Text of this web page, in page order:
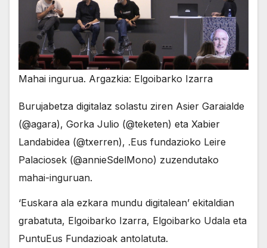
Mahai ingurua. Argazkia: Elgoibarko Izarra
Burujabetza digitalaz solastu ziren Asier Garaialde
(@agara), Gorka Julio (@teketen) eta Xabier
Landabidea (@txerren), .Eus fundazioko Leire
Palaciosek (@annieSdelMono) zuzendutako
mahai-inguruan.
‘Euskara ala ezkara mundu digitalean’ ekitaldian
grabatuta, Elgoibarko Izarra, Elgoibarko Udala eta
PuntuEus Fundazioak antolatuta.